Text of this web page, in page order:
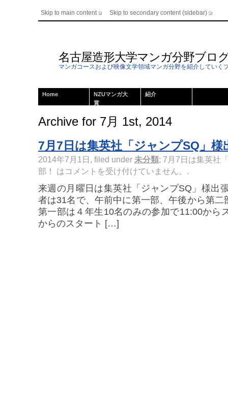
Skip to main content Skip to secondary content (sidebar)
名古屋造形大学マンガ分野ブロ
マンガコースおよび映像文学領域マンガ分野を紹介していく
Home
NZUマンガ大
賞
紹介
Archive for 7月 1st, 2014
7月7日は集英社「ジャンプSQ」様
2014年7月1日, filed under 未分類; 7月7日は集英社
部！ はコメントを受け付けていません。 .
来週の月曜日は集英社「ジャンプSQ」様出
者は31名で、午前中に第一部、午後から第
第一部は４年生10名のみの参加で11:00から
からのスタート […]